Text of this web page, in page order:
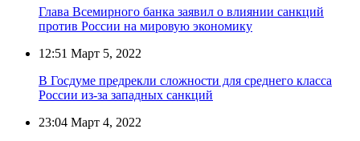
Глава Всемирного банка заявил о влиянии санкций
против России на мировую экономику
12:51 Март 5, 2022
В Госдуме предрекли сложности для среднего класса
России из-за западных санкций
23:04 Март 4, 2022